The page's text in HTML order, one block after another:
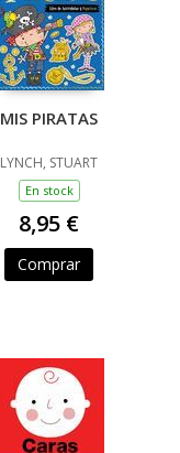
MIS PIRATAS
LYNCH, STUART
En stock
8,95 €
Comprar